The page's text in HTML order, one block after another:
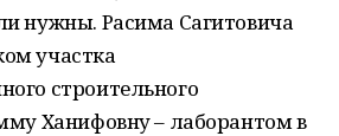
нужны. Расима Сагитовича
участка
строительного
Ханифовну – лаборантом в